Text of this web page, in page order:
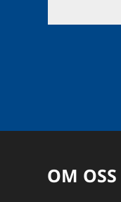
OM OSS